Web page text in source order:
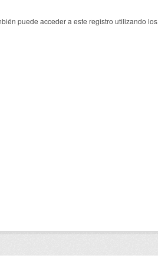
puede acceder a este registro utilizando los